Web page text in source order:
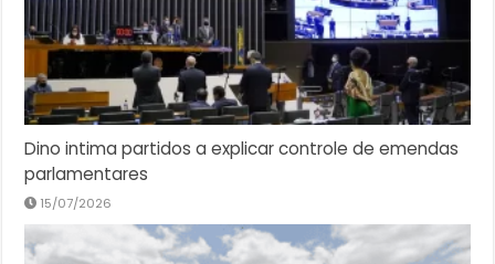
Dino intima partidos a explicar controle de emendas
parlamentares
15/07/2026